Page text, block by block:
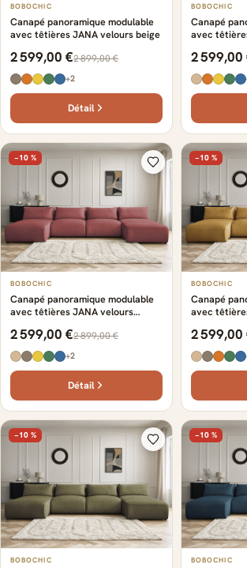
BOBOCHIC
Canapé panoramique modulable
avec têtières JANA velours beige
2 599,00 €2 899,00 €
+2
Détail
BOBOCHIC
Canapé
avec
2 599,00
−10 %
BOBOCHIC
Canapé panoramique modulable
avec têtières JANA velours
2 599,00 €2 899,00 €
+2
Détail
−10 %
BOBOCHIC
Canapé
avec
2 599,00
−10 %
BOBOCHIC
−10 %
BOBOCHIC